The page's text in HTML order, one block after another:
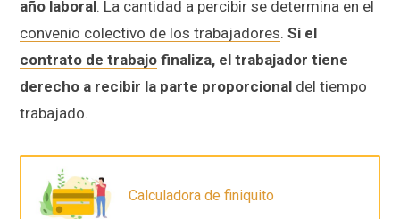
año laboral. La cantidad a percibir se determina en el
convenio colectivo de los trabajadores. Si el
contrato de trabajo finaliza, el trabajador tiene
derecho a recibir la parte proporcional del tiempo
trabajado.
Calculadora de finiquito